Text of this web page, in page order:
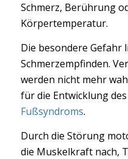
Schmerz, Berührung
Körpertemperatur.
Die besondere Gefahr
Schmerzempfinden.
werden nicht mehr
für die Entwicklung des
Fußsyndroms.
Durch die Störung
die Muskelkraft nach,